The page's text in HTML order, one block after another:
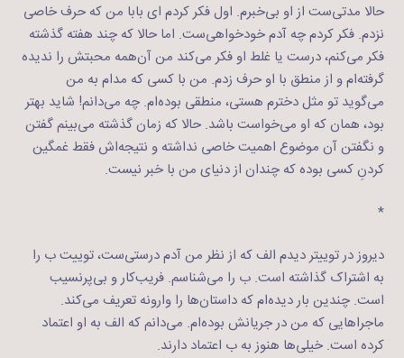
حالا مدتی‌ست از او بی‌خبرم. اول فکر کردم ای بابا من که حرف خاصی
نزدم. فکر کردم چه آدم خودخواهی‌ست. اما حالا که چند هفته گذشته
فکر می‌کنم، درست یا غلط او فکر می‌کند من آن‌همه محبتش را ندیده
گرفته‌ام و از منطق با او حرف زدم. من با کسی که مدام به من
می‌گوید تو مثل دخترم هستی، منطقی بوده‌ام. چه می‌دانم! شاید بهتر
بود، همان که او می‌خواست باشد. حالا که زمان گذشته می‌بینم گفتن
و نگفتن آن موضوع اهمیت خاصی نداشته و نتیجه‌اش فقط غمگین
کردنِ کسی بوده که چندان از دنیای من با خبر نیست.
*
دیروز در توییتر دیدم الف که از نظر من آدم درستی‌ست، توییت ب را
به اشتراک گذاشته است. ب را می‌شناسم. فریب‌کار و بی‌پرنسیب
است. چندین بار دیده‌ام که داستان‌ها را وارونه تعریف می‌کند.
ماجراهایی که من در جریانش بوده‌ام. می‌دانم که الف به او اعتماد
کرده است. خیلی‌ها هنوز به ب اعتماد دارند.